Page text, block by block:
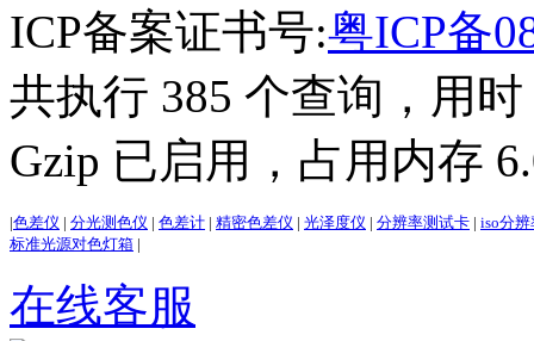
ICP备案证书号:粤ICP备
共执行 385 个查询，用
Gzip 已启用，占用内存
|色差仪 | 分光测色仪 | 色差计 | 精密色差仪 | 光泽度仪 | 分辨率测试卡 | iso分
标准光源对色灯箱 |
在线客服